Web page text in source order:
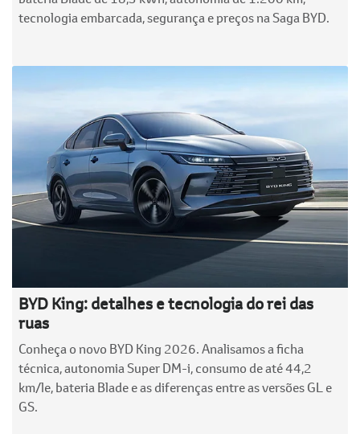
tecnologia embarcada, segurança e preços na Saga BYD.
BYD King: detalhes e tecnologia do rei das
ruas
Conheça o novo BYD King 2026. Analisamos a ficha
técnica, autonomia Super DM-i, consumo de até 44,2
km/le, bateria Blade e as diferenças entre as versões GL e
GS.